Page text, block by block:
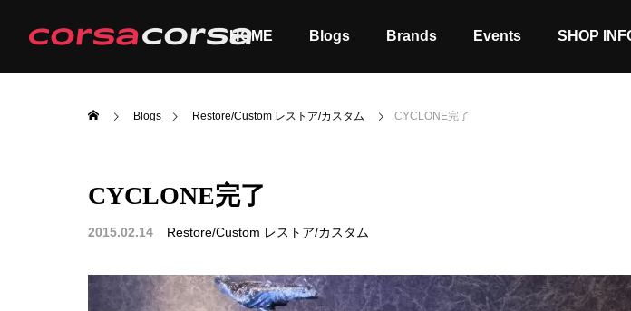
HOME Blogs Brands Events SHOP
ALL Order
Blogs Restore/Custom レストア/カスタム CYCLONE完了
CYCLONE完了
2015.02.14 Restore/Custom レストア/カスタム